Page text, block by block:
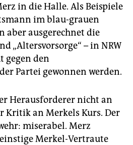
in die Halle. Als Beispiele
im blau-grauen
aber ausgerechnet die
„Altersvorsorge“ – in NRW
gegen den
Partei gewonnen werden.
Herausforderer nicht an
an Merkels Kurs. Der
miserabel. Merz
Merkel-Vertraute